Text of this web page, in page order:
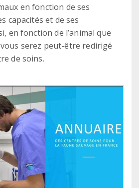
en fonction de ses
capacités et de ses
en fonction de l’animal que
serez peut-être redirigé
de soins.